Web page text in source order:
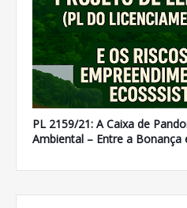
PL 2159/21: A Caixa de
Ambiental – Entre a Bonança